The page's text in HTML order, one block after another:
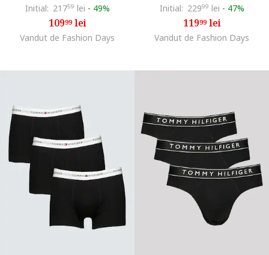
Initial: 21759 lei - 49%
10999lei
Vandut de Fashion Days
Initial: 22999 lei - 47%
11999lei
Vandut de Fashion Days